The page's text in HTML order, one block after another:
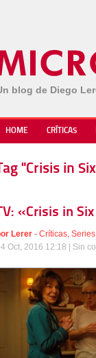
blog de Diego
HOME CRÍTICAS
Tag "Crisis in
«Crisis in
Lerer - Críticas, Series
Oct, 2016 12:18 | Sin